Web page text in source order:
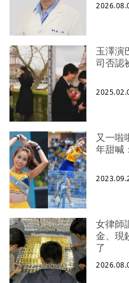
玉澤演
司否認
又一
年甜喊
女律師
金、現
了